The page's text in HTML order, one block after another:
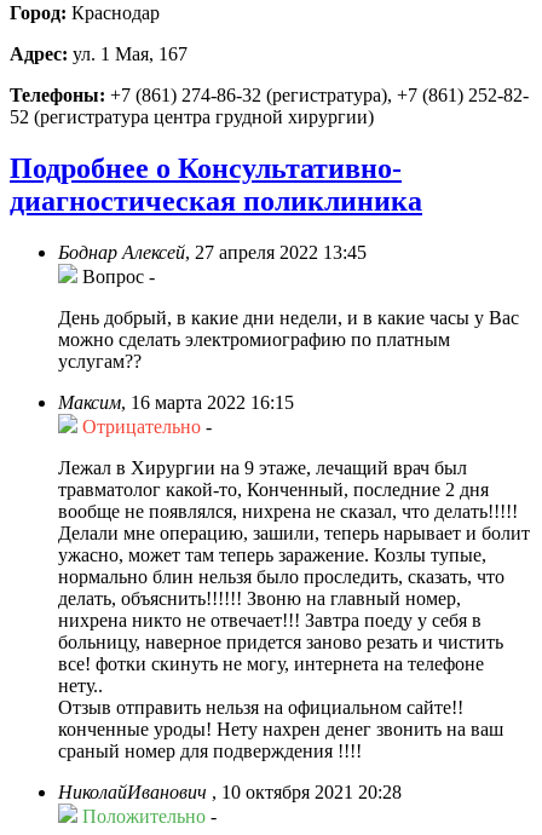
Город: Краснодар
Адрес: ул. 1 Мая, 167
Телефоны: +7 (861) 274-86-32 (регистратура), +7 (861) 252-82-
52 (регистратура центра грудной хирургии)
Подробнее о Консультативно-
диагностическая поликлиника
Боднар Алексей, 27 апреля 2022 13:45
Вопрос -
День добрый, в какие дни недели, и в какие часы у Вас
можно сделать электромиографию по платным
услугам??
Максим, 16 марта 2022 16:15
Отрицательно -
Лежал в Хирургии на 9 этаже, лечащий врач был
травматолог какой-то, Конченный, последние 2 дня
вообще не появлялся, нихрена не сказал, что делать!!!!!
Делали мне операцию, зашили, теперь нарывает и болит
ужасно, может там теперь заражение. Козлы тупые,
нормально блин нельзя было проследить, сказать, что
делать, объяснить!!!!!! Звоню на главный номер,
нихрена никто не отвечает!!! Завтра поеду у себя в
больницу, наверное придется заново резать и чистить
все! фотки скинуть не могу, интернета на телефоне
нету..
Отзыв отправить нельзя на официальном сайте!!
конченные уроды! Нету нахрен денег звонить на ваш
сраный номер для подверждения !!!!
НиколайИванович , 10 октября 2021 20:28
Положительно -